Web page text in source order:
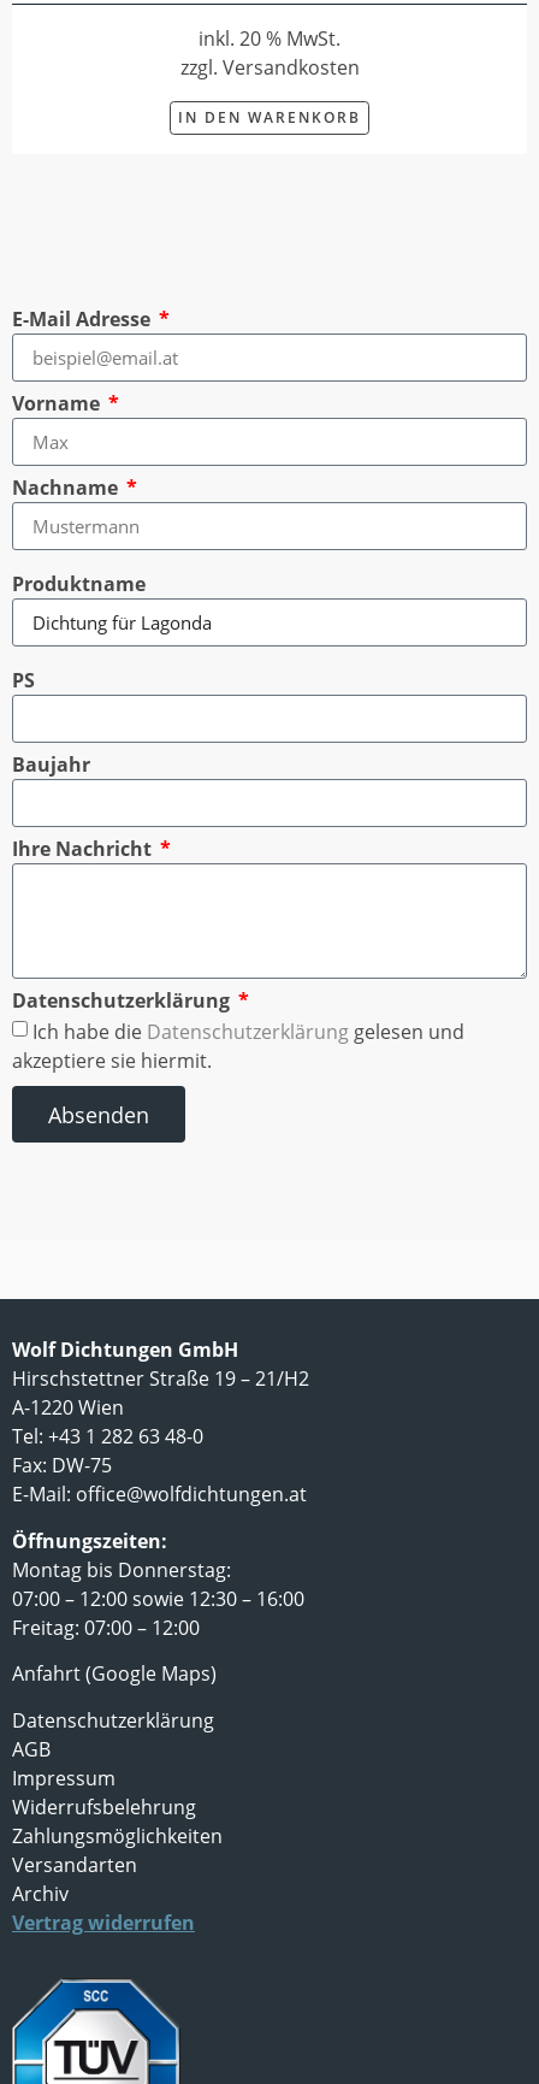
inkl. 20 % MwSt.
zzgl. Versandkosten
IN DEN WARENKORB
E-Mail Adresse
Vorname
Nachname
Produktname
PS
Baujahr
Ihre Nachricht
Datenschutzerklärung
Ich habe die Datenschutzerklärung gelesen und
akzeptiere sie hiermit.
Absenden
Wolf Dichtungen GmbH
Hirschstettner Straße 19 – 21/H2
A-1220 Wien
Tel: +43 1 282 63 48-0
Fax: DW-75
E-Mail: office@wolfdichtungen.at
Öffnungszeiten:
Montag bis Donnerstag:
07:00 – 12:00 sowie 12:30 – 16:00
Freitag: 07:00 – 12:00
Anfahrt (Google Maps)
Datenschutzerklärung
AGB
Impressum
Widerrufsbelehrung
Zahlungsmöglichkeiten
Versandarten
Archiv
Vertrag widerrufen